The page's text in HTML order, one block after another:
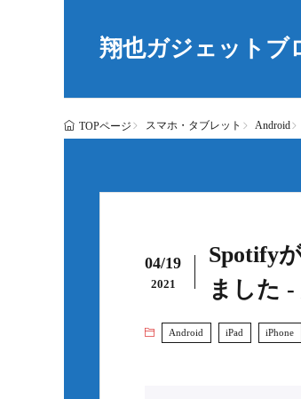
翔也ガジェットブ
TOPページ スマホ・タブレット Android
04/19
2021
Spotify
ました
Android iPad iPhone